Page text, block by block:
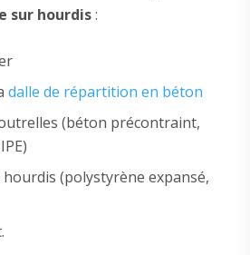
sur hourdis:
dalle de répartition en béton
(béton précontraint,
(polystyrène expansé,